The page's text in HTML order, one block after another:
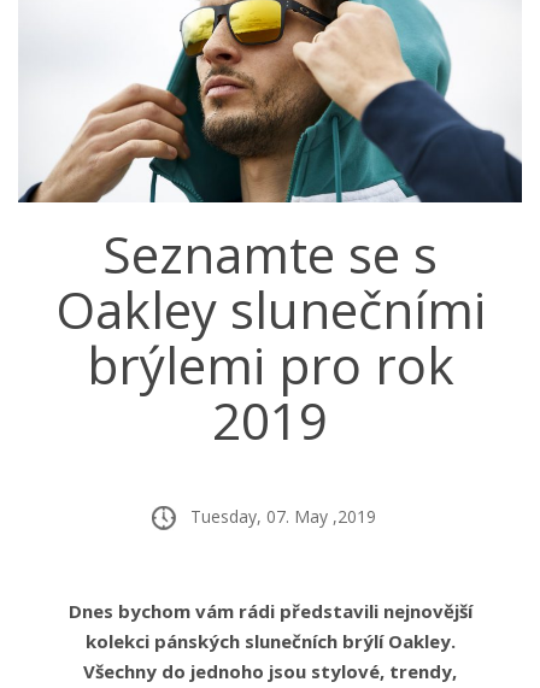
Seznamte se s
Oakley slunečními
brýlemi pro rok
2019
Tuesday, 07. May ,2019
Dnes bychom vám rádi představili nejnovější
kolekci pánských slunečních brýlí Oakley.
Všechny do jednoho jsou stylové, trendy,